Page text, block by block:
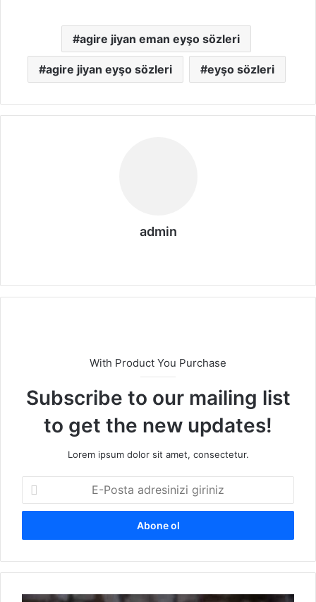
agire jiyan eman eyşo sözleri
agire jiyan eyşo sözleri eyşo sözleri
admin
sit
With Product You Purchase
Subscribe to our mailing list
to get the new updates!
Lorem ipsum dolor sit amet, consectetur.
P
s
a